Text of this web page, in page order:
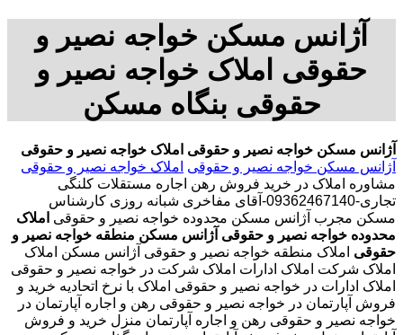
آژانس مسکن خواجه نصیر و
حقوقی املاک خواجه نصیر و
حقوقی بنگاه مسکن
آژانس مسکن خواجه نصیر و حقوقی املاک خواجه نصیر و حقوقی
آژانس مسکن خواجه نصیر و حقوقی املاک خواجه نصیر و حقوقی
مشاوره املاک در خرید فروش رهن اجاره مستقلات کلنگی
تجاری-09362467140-آقای مفاخری شبانه روزی کارشناس
مسکن مجرب آژانس مسکن محدوده خواجه نصیر و حقوقی املاک
محدوده خواجه نصیر و حقوقی آژانس مسکن منطقه خواجه نصیر و
حقوقی املاک منطقه خواجه نصیر و حقوقی آژانس مسکن املاک
املاک شرکت املاک ادارات املاک شرکت در خواجه نصیر و حقوقی
املاک ادارات در خواجه نصیر و حقوقی املاک با نرخ اتحادیه خرید و
فروش آپارتمان در خواجه نصیر و حقوقی رهن و اجاره آپارتمان در
خواجه نصیر و حقوقی رهن و اجاره آپارتمان منزل خرید و فروش